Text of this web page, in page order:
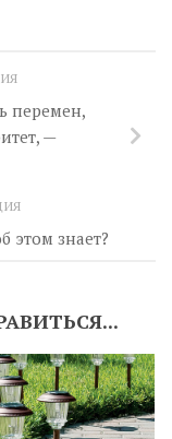
перемен,
—
этом знает?